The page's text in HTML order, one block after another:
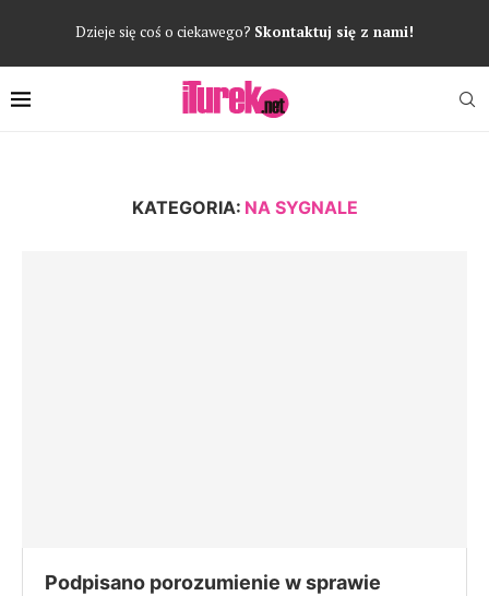
Dzieje się coś o ciekawego? Skontaktuj się z nami!
KATEGORIA: NA SYGNALE
Podpisano porozumienie w sprawie